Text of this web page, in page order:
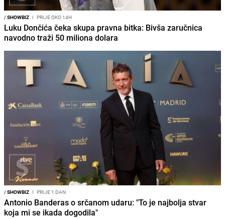
/SHOWBIZ I PRIJE OKO 14H
Luku Dončića čeka skupa pravna bitka: Bivša zaručnica
navodno traži 50 miliona dolara
/SHOWBIZ I PRIJE 1 DAN
Antonio Banderas o srčanom udaru: "To je najbolja stvar
koja mi se ikada dogodila"